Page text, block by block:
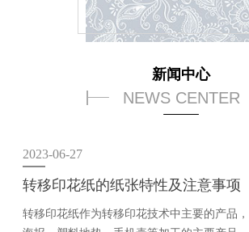
新闻中心
NEWS CENTER
2023-06-27
转移印花纸的纸张特性及注意事项
转移印花纸作为转移印花技术中主要的产品